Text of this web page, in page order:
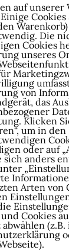
auf unserer
Die
Cookies
unseres
von
das
Klicken
um in den
oder auf
sich anders
Arten von
Cookies